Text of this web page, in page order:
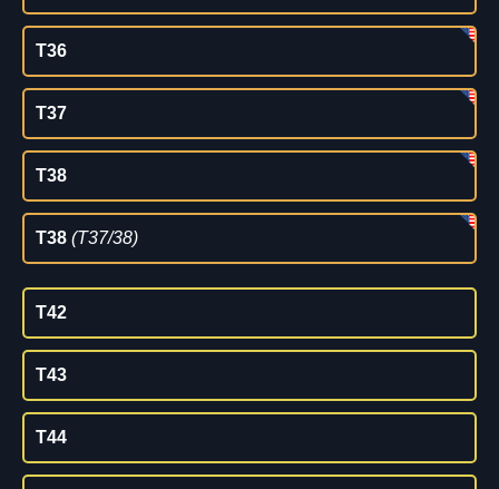
T36
T37
T38
T38 (T37/38)
T42
T43
T44